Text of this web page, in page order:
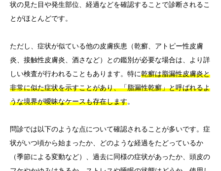
状の見た目や発生部位、経過などを確認することで診断されるこ
とがほとんどです。
ただし、症状が似ている他の皮膚疾患（乾癬、アトピー性皮膚
炎、接触性皮膚炎、酒さなど）との鑑別が必要な場合は、より詳
しい検査が行われることもあります。特に乾癬は脂漏性皮膚炎と
非常に似た症状を示すことがあり、「脂漏性乾癬」と呼ばれるよ
うな境界が曖昧なケースも存在します。
問診では以下のような点について確認されることが多いです。症
状がいつ頃から始まったか、どのような経過をたどっているか
（季節による変動など）、過去に同様の症状があったか、頭皮の